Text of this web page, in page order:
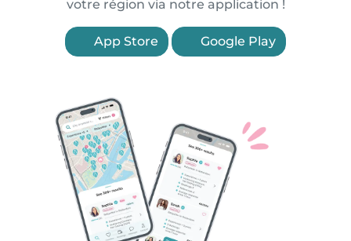
votre région via notre application !
App Store Google Play